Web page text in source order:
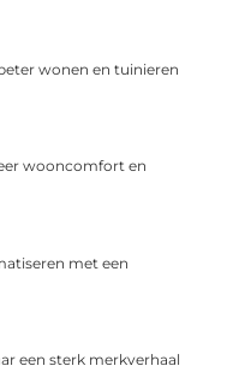
wonen en tuinieren
wooncomfort en
met een
een sterk merkverhaal